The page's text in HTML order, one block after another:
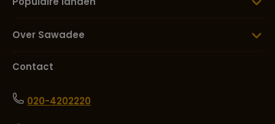
Over Sawadee
Contact
020-4202220